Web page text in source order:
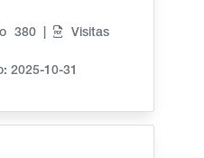
380 |
Visitas
2025-10-31